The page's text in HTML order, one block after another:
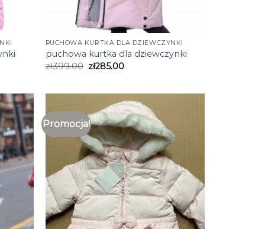
PUCHOWA KURTKA DLA DZIEWCZYNKI
puchowa kurtka dla dziewczynki
zł399.00 zł285.00
Promocja!